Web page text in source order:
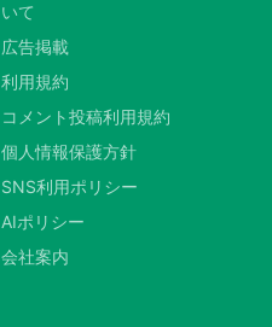
いて
広告掲載
利用規約
コメント投稿利用規約
個人情報保護方針
SNS利用ポリシー
AIポリシー
会社案内